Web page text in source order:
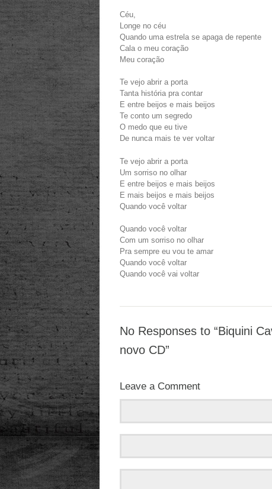
Céu,
Longe no céu
Quando uma estrela se apaga de repente
Cala o meu coração
Meu coração
Te vejo abrir a porta
Tanta história pra contar
E entre beijos e mais beijos
Te conto um segredo
O medo que eu tive
De nunca mais te ver voltar
Te vejo abrir a porta
Um sorriso no olhar
E entre beijos e mais beijos
E mais beijos e mais beijos
Quando você voltar
Quando você voltar
Com um sorriso no olhar
Pra sempre eu vou te amar
Quando você voltar
Quando você vai voltar
No Responses to “Biquini
novo CD”
Leave a Comment